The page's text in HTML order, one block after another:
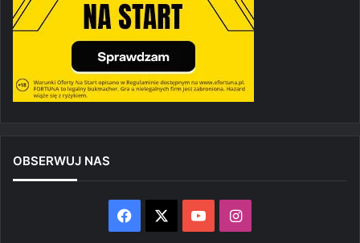
OBSERWUJ NAS
Facebook YouTubeInstagram